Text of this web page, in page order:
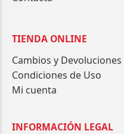
TIENDA ONLINE
Cambios y Devoluciones
Condiciones de Uso
Mi cuenta
INFORMACIÓN LEGAL